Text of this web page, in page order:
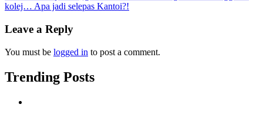
navigation
kolej… Apa jadi selepas Kantoi?!
Leave a Reply
You must be logged in to post a comment.
Trending Posts